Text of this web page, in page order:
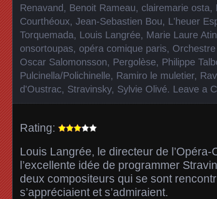
Renavand, Benoit Rameau, clairemarie osta,
Courthéoux, Jean-Sebastien Bou, L'heuer
Torquemada, Louis Langrée, Marie Laure
onsortoupas, opéra comique paris,
Oscar Salomonsson, Pergolèse, Philippe
Pulcinella/Polichinelle, Ramiro le muletier,
d'Oustrac, Stravinsky, Sylvie Olivé. Leave a
Rating:
Louis Langrée, le directeur de l’Opéra-
l’excellente idée de programmer
deux compositeurs qui se sont
s’appréciaient et s’admiraient.